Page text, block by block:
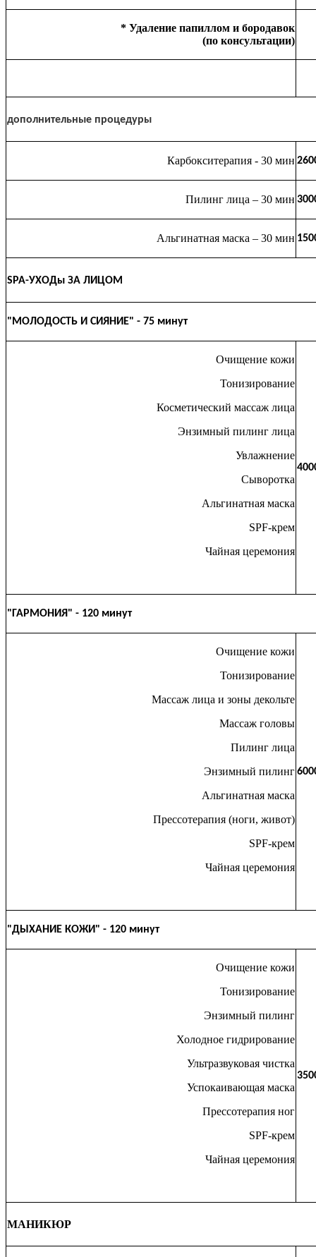
* Удаление папиллом и бородавок
(по консультации)
дополнительные процедуры
Карбокситерапия - 30 мин
Пилинг лица – 30 мин
Альгинатная маска – 30 мин
SPA-УХОДы ЗА ЛИЦОМ
"МОЛОДОСТЬ И СИЯНИЕ" - 75 минут
Очищение кожи
Тонизирование
Косметический массаж лица
Энзимный пилинг лица
Увлажнение
Сыворотка
Альгинатная маска
SPF-крем
Чайная церемония
"ГАРМОНИЯ" - 120 минут
Очищение кожи
Тонизирование
Массаж лица и зоны декольте
Массаж головы
Пилинг лица
Энзимный пилинг
Альгинатная маска
Прессотерапия (ноги, живот)
SPF-крем
Чайная церемония
"ДЫХАНИЕ КОЖИ" - 120 минут
Очищение кожи
Тонизирование
Энзимный пилинг
Холодное гидрирование
Ультразвуковая чистка
Успокаивающая маска
Прессотерапия ног
SPF-крем
Чайная церемония
МАНИКЮР